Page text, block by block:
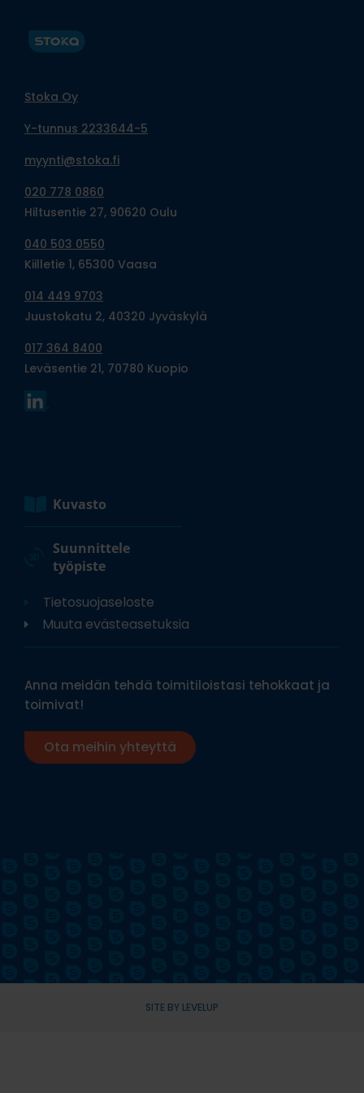
Stoka Oy
Y-tunnus 2233644-5
myynti@stoka.fi
020 778 0860
Hiltusentie 27, 90620 Oulu
040 503 0550
Kiilletie 1, 65300 Vaasa
014 449 9703
Juustokatu 2, 40320 Jyväskylä
017 364 8400
Leväsentie 21, 70780 Kuopio
Kuvasto
Suunnittele
työpiste
Tietosuojaseloste
Muuta evästeasetuksia
Anna meidän tehdä toimitiloistasi tehokkaat ja
toimivat!
Ota meihin yhteyttä
SITE BY LEVELUP